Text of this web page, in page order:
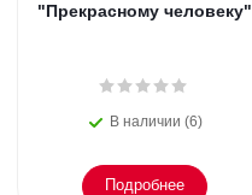
"Прекрасному человеку"
В наличии (6)
Подробнее